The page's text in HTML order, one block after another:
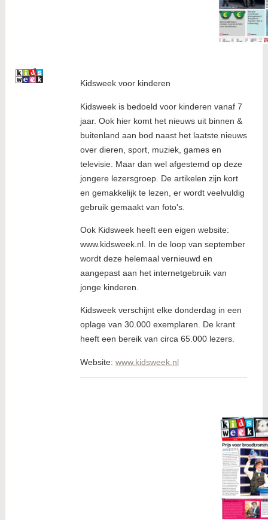
Kidsweek voor kinderen
Kidsweek is bedoeld voor kinderen vanaf 7
jaar. Ook hier komt het nieuws uit binnen &
buitenland aan bod naast het laatste nieuws
over dieren, sport, muziek, games en
televisie. Maar dan wel afgestemd op deze
jongere lezersgroep. De artikelen zijn kort
en gemakkelijk te lezen, er wordt veelvuldig
gebruik gemaakt van foto's.
Ook Kidsweek heeft een eigen website:
www.kidsweek.nl. In de loop van september
wordt deze helemaal vernieuwd en
aangepast aan het internetgebruik van
jonge kinderen.
Kidsweek verschijnt elke donderdag in een
oplage van 30.000 exemplaren. De krant
heeft een bereik van circa 65.000 lezers.
Website: www.kidsweek.nl